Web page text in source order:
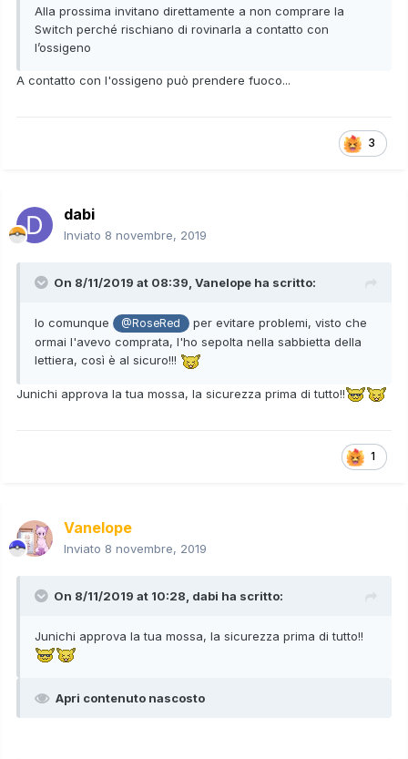
Alla prossima invitano direttamente a non comprare la
Switch perché rischiano di rovinarla a contatto con
l’ossigeno
A contatto con l'ossigeno può prendere fuoco...
3
dabi
Inviato 8 novembre, 2019
On 8/11/2019 at 08:39, Vanelope ha scritto:
Io comunque @RoseRed
per evitare problemi, visto che
ormai l'avevo comprata, l'ho sepolta nella sabbietta della
lettiera, così è al sicuro!!!
Junichi approva la tua mossa, la sicurezza prima di tutto!!
1
Vanelope
Inviato 8 novembre, 2019
On 8/11/2019 at 10:28, dabi ha scritto:
Junichi approva la tua mossa, la sicurezza prima di tutto!!
Apri contenuto nascosto